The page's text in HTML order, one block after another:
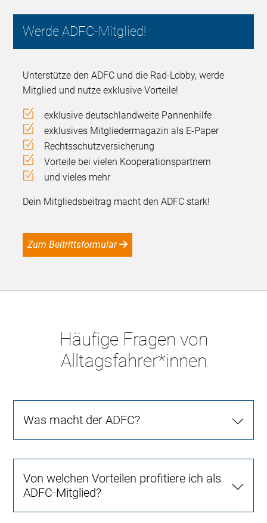
Werde ADFC-Mitglied!
Unterstütze den ADFC und die Rad-Lobby, werde
Mitglied und nutze exklusive Vorteile!
exklusive deutschlandweite Pannenhilfe
exklusives Mitgliedermagazin als E-Paper
Rechtsschutzversicherung
Vorteile bei vielen Kooperationspartnern
und vieles mehr
Dein Mitgliedsbeitrag macht den ADFC stark!
Zum Beitrittsformular
Häufige Fragen von
Alltagsfahrer*innen
Was macht der ADFC?
Von welchen Vorteilen profitiere ich als
ADFC-Mitglied?